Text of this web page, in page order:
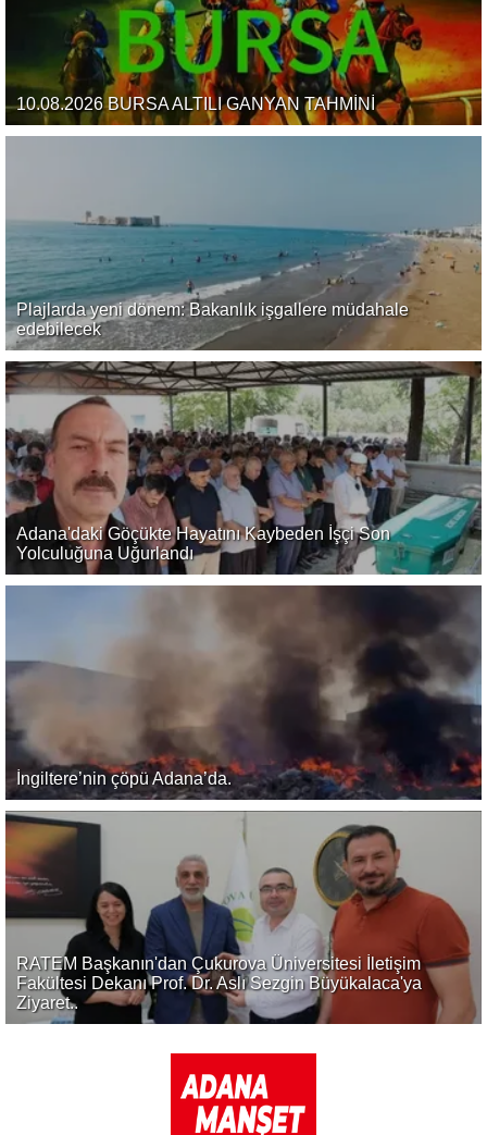
10.08.2026 BURSA ALTILI GANYAN TAHMİNİ
Plajlarda yeni dönem: Bakanlık işgallere müdahale
edebilecek
Adana'daki Göçükte Hayatını Kaybeden İşçi Son
Yolculuğuna Uğurlandı
İngiltere’nin çöpü Adana’da.
RATEM Başkanın'dan Çukurova Üniversitesi İletişim
Fakültesi Dekanı Prof. Dr. Aslı Sezgin Büyükalaca'ya
Ziyaret..